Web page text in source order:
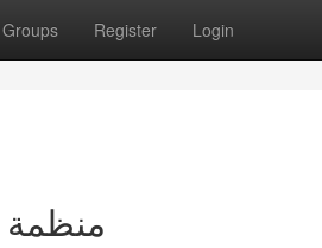
Groups Register Login
منظمة